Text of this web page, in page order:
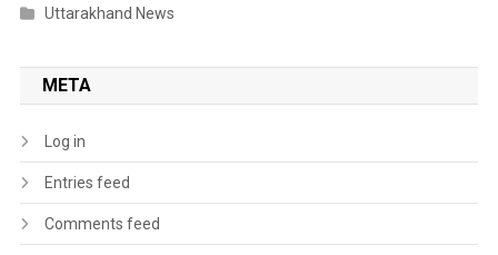
Uttarakhand News
META
Log in
Entries feed
Comments feed